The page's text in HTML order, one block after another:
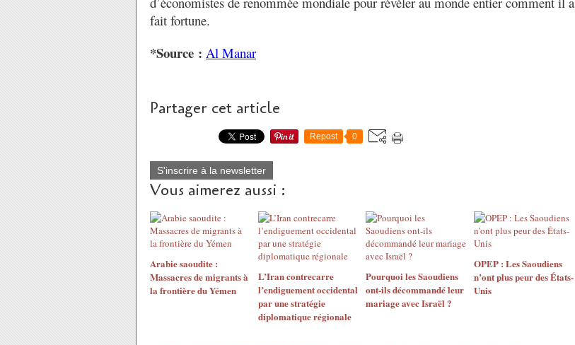
fait fortune.
*Source : Al Manar
Partager cet article
Repost 0
S'inscrire à la newsletter
Vous aimerez aussi :
Arabie saoudite :
Massacres de migrants à
la frontière du Yémen
L’Iran contrecarre
l’endiguement occidental
par une stratégie
diplomatique régionale
Pourquoi les Saoudiens
ont-ils décommandé leur
mariage avec Israël ?
OPEP : Les Saoudiens
n’ont plus peur des États-
Unis